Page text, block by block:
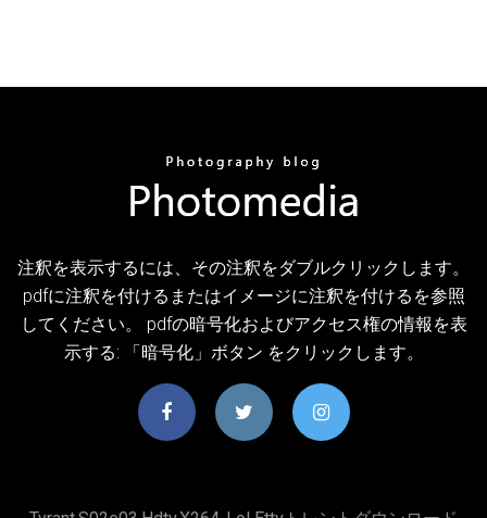
注釈を表示するには、その注釈をダブルクリックします。
pdfに注釈を付けるまたはイメージに注釈を付けるを参照
してください。 pdfの暗号化およびアクセス権の情報を表
示する: 「暗号化」ボタン をクリックします。